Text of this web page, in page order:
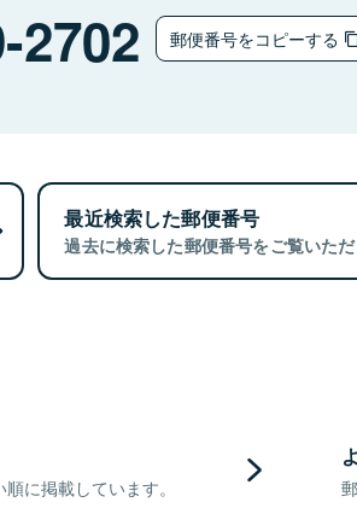
2702 郵便番号をコピーする
最近検索した郵便番号
過去に検索した郵便番号をご覧いただ
に掲載しています。